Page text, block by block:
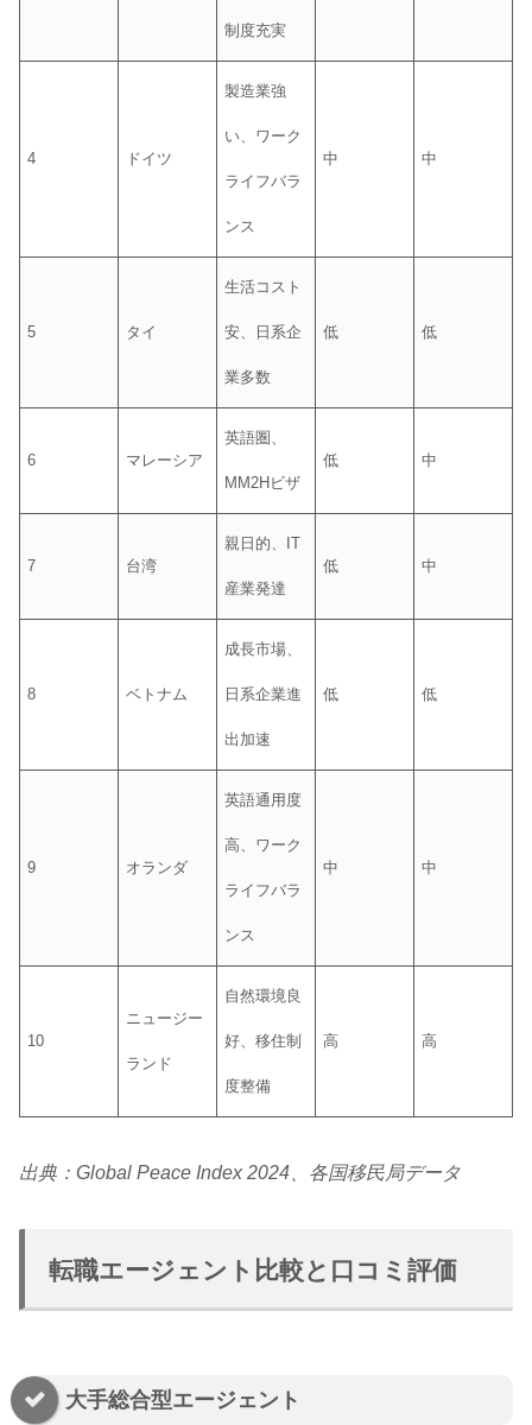
制度充実
4 ドイツ
製造業強
い、ワーク
ライフバラ
ンス
中 中
5 タイ
生活コスト
安、日系企
業多数
低 低
6 マレーシア
英語圏、
MM2Hビザ
低 中
7 台湾
親日的、IT
産業発達
低 中
8 ベトナム
成長市場、
日系企業進
出加速
低 低
9 オランダ
英語通用度
高、ワーク
ライフバラ
ンス
中 中
10
ニュージー
ランド
自然環境良
好、移住制
度整備
高 高
出典：Global Peace Index 2024、各国移民局データ
転職エージェント比較と口コミ評価
大手総合型エージェント